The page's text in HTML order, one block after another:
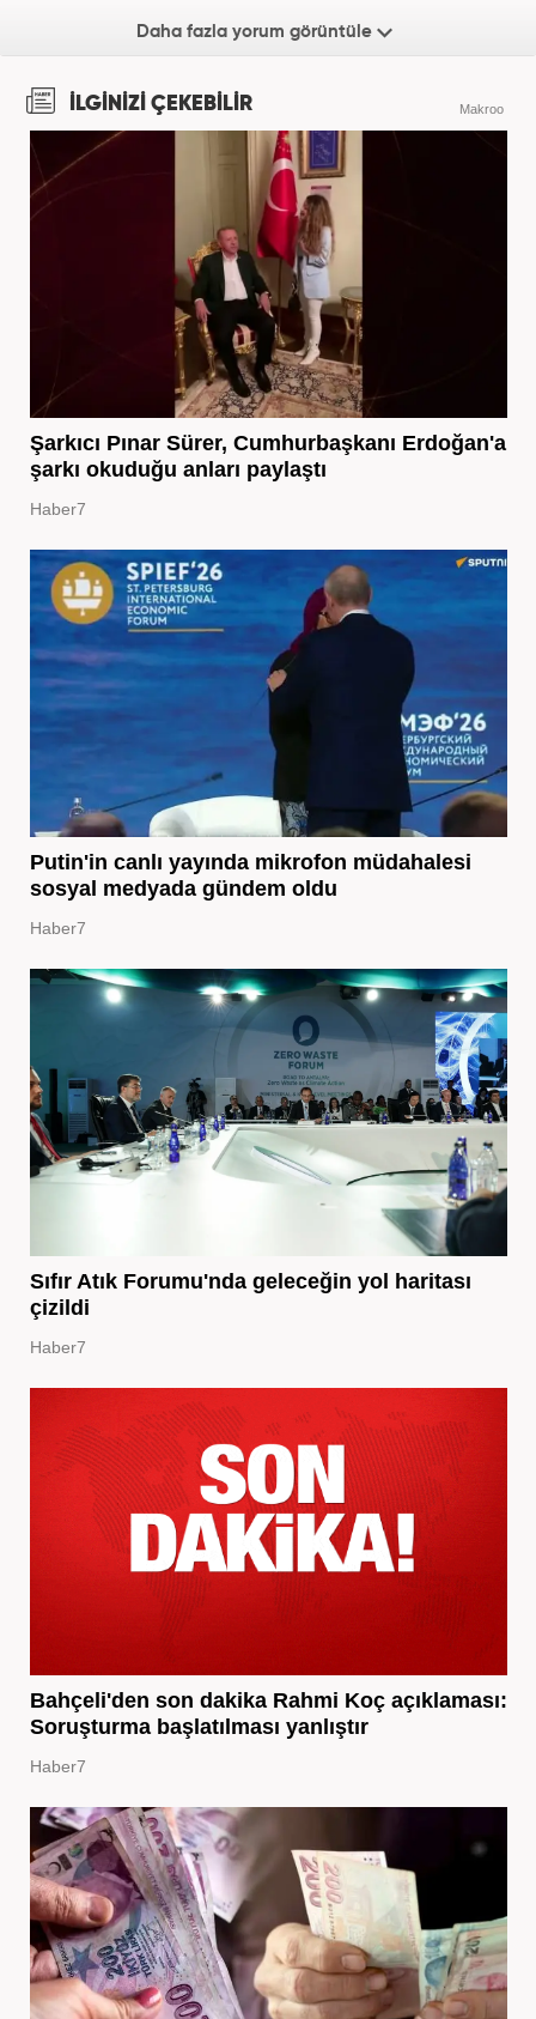
Daha fazla yorum görüntüle
İLGİNİZİ ÇEKEBİLİR Makroo
Şarkıcı Pınar Sürer, Cumhurbaşkanı Erdoğan'a
şarkı okuduğu anları paylaştı
Haber7
Putin'in canlı yayında mikrofon müdahalesi
sosyal medyada gündem oldu
Haber7
Sıfır Atık Forumu'nda geleceğin yol haritası
çizildi
Haber7
Bahçeli'den son dakika Rahmi Koç açıklaması:
Soruşturma başlatılması yanlıştır
Haber7